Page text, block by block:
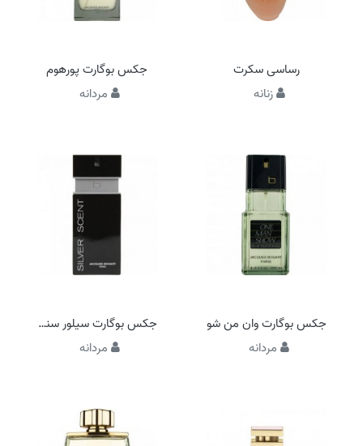
رساسی سکرت
زنانه
جکس بوگارت پورهوم
مردانه
جکس بوگارت وان من شو
مردانه
جکس بوگارت سیلور سنت
مردانه